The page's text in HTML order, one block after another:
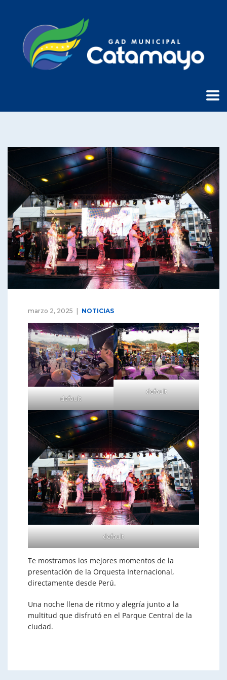
marzo 2, 2025 NOTICIAS
default
default
default
Te mostramos los mejores momentos de la
presentación de la Orquesta Internacional,
directamente desde Perú.
Una noche llena de ritmo y alegría junto a la
multitud que disfrutó en el Parque Central de la
ciudad.